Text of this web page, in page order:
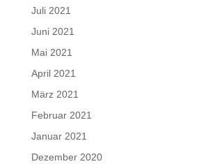
Juli 2021
Juni 2021
Mai 2021
April 2021
März 2021
Februar 2021
Januar 2021
Dezember 2020